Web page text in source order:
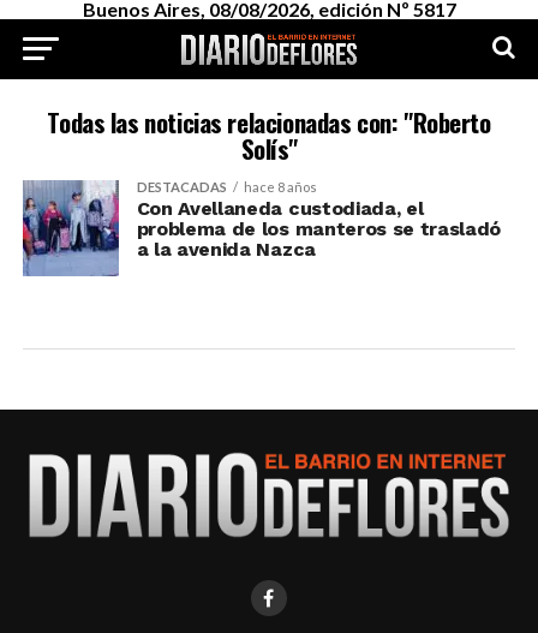
Buenos Aires, 08/08/2026, edición Nº 5817
Todas las noticias relacionadas con: "Roberto
Solís"
DESTACADAS hace 8 años
Con Avellaneda custodiada, el
problema de los manteros se trasladó
a la avenida Nazca